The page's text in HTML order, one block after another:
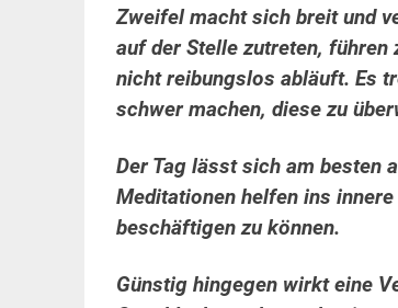
Zweifel macht sich breit und
auf der Stelle zutreten,
nicht reibungslos abläuft. Es
schwer machen, diese zu
Der Tag lässt sich am besten
Meditationen helfen ins
beschäftigen zu können.
Günstig hingegen wirkt eine